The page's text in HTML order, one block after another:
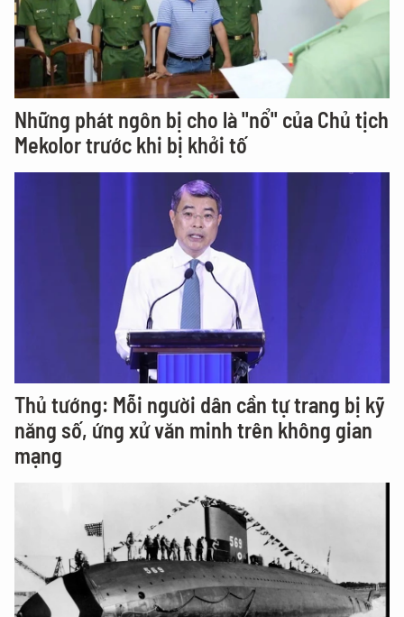
Những phát ngôn bị cho là "nổ" của Chủ tịch
Mekolor trước khi bị khởi tố
Thủ tướng: Mỗi người dân cần tự trang bị kỹ
năng số, ứng xử văn minh trên không gian
mạng